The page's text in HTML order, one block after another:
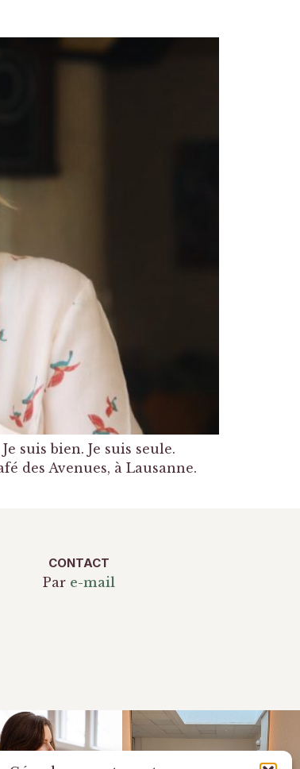
suis bien. Je suis seule.
des Avenues, à Lausanne.
CONTACT
Par e-mail